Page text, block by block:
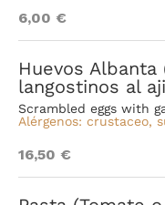
6,00 €
Huevos
langostinos al
Scrambled eggs with
Alérgenos: crustaceo,
16,50 €